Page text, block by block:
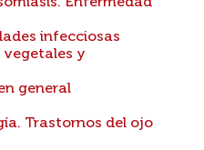
infecciosas
vegetales y
general
Trastornos del ojo